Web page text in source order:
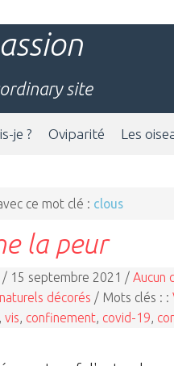
site
je ? Oviparité Les
ce mot clé : clous
la peur
/ 15 septembre 2021 / Aucun
décorés / Mots clés : :
vis confinement covid-19